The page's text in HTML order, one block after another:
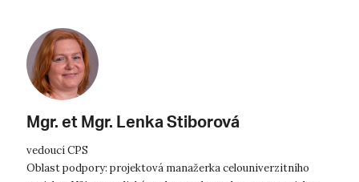
Mgr. et Mgr. Lenka Stiborová
vedoucí CPS
Oblast podpory: projektová manažerka celouniverzitního